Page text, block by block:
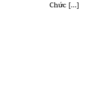
Chức [...]